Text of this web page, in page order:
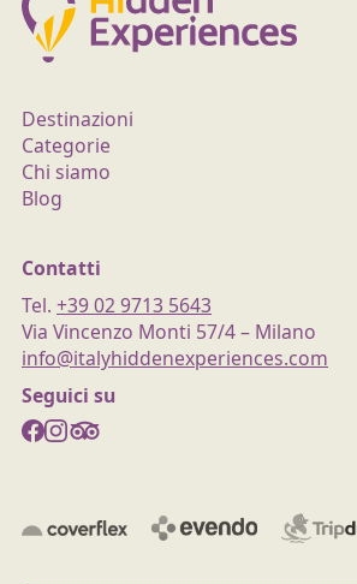
Destinazioni
Categorie
Chi siamo
Blog
Contatti
Tel. +39 02 9713 5643
Via Vincenzo Monti 57/4 – Milano
info@italyhiddenexperiences.com
Seguici su